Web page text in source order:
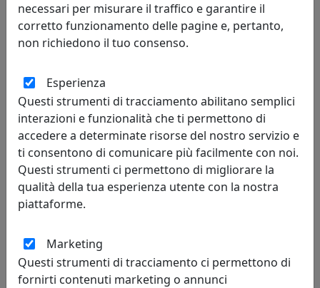
PLAFONIERA COLLEZIONE POTENZA C006
Ferroluce
202,00 €
necessari per misurare il traffico e garantire il
corretto funzionamento delle pagine e, pertanto,
non richiedono il tuo consenso.
Esperienza
Questi strumenti di tracciamento abilitano semplici
interazioni e funzionalità che ti permettono di
accedere a determinate risorse del nostro servizio e
ti consentono di comunicare più facilmente con noi.
Questi strumenti ci permettono di migliorare la
qualità della tua esperienza utente con la nostra
piattaforme.
Marketing
Questi strumenti di tracciamento ci permettono di
fornirti contenuti marketing o annunci